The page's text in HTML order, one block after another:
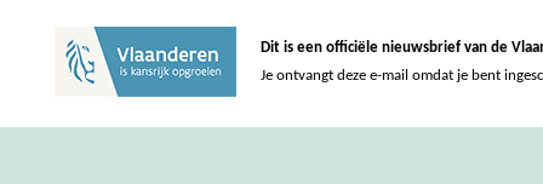
Dit is een officiële nieuwsbrief van de
Je ontvangt deze e-mail omdat je bent